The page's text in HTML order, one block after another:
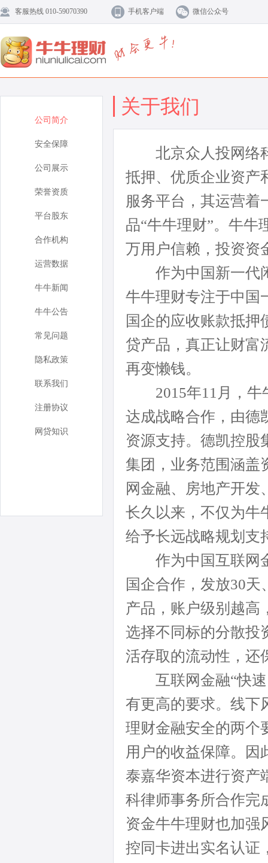
客服热线 010-59070390 手机客户端 微信公众号
公司简介
安全保障
公司展示
荣誉资质
平台股东
合作机构
运营数据
牛牛新闻
牛牛公告
常见问题
隐私政策
联系我们
注册协议
网贷知识
关于我们
北京众人投网络科
抵押、优质企业资产
服务平台，其运营着
品“牛牛理财”。牛牛
万用户信赖，投资资
作为中国新一代闲
牛牛理财专注于中国
国企的应收账款抵
贷产品，真正让财富
再变懒钱。
2015年11月，牛
达成战略合作，由德
资源支持。德凯控股
集团，业务范围涵盖
网金融、房地产开发
长久以来，不仅为牛
给予长远战略规划支
作为中国互联网金
国企合作，发放30
产品，账户级别越高
选择不同标的分散投
活存取的流动性，还
互联网金融“快速
有更高的要求。线下
理财金融安全的两个
用户的收益保障。因
泰嘉华资本进行资产
科律师事务所合作完
资金牛牛理财也加强
控同卡进出实名认证